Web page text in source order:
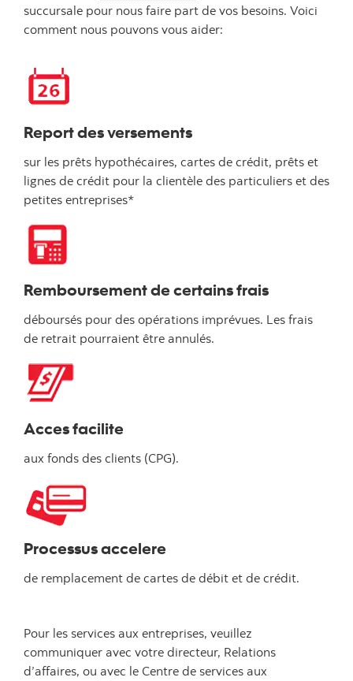
succursale pour nous faire part de vos besoins. Voici
comment nous pouvons vous aider:
Report des versements
sur les prêts hypothécaires, cartes de crédit, prêts et
lignes de crédit pour la clientèle des particuliers et des
petites entreprises*
Remboursement de certains frais
déboursés pour des opérations imprévues. Les frais
de retrait pourraient être annulés.
Acces facilite
aux fonds des clients (CPG).
Processus accelere
de remplacement de cartes de débit et de crédit.
Pour les services aux entreprises, veuillez
communiquer avec votre directeur, Relations
d’affaires, ou avec le Centre de services aux